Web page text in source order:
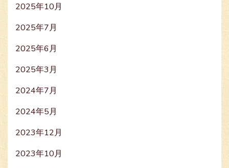
2025年10月
2025年7月
2025年6月
2025年3月
2024年7月
2024年5月
2023年12月
2023年10月